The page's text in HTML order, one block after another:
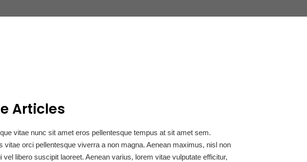
Articles
vitae nunc sit amet eros pellentesque tempus at sit amet sem.
orci pellentesque viverra a non magna. Aenean maximus, nisl non
libero suscipit laoreet. Aenean varius, lorem vitae vulputate efficitur,